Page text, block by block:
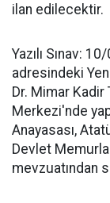
ilan edilecektir.
​Yazılı Sınav:
adresindeki
Dr. Mimar Kadir
Merkezi'nde
Anayasası,
Devlet
mevzuatından